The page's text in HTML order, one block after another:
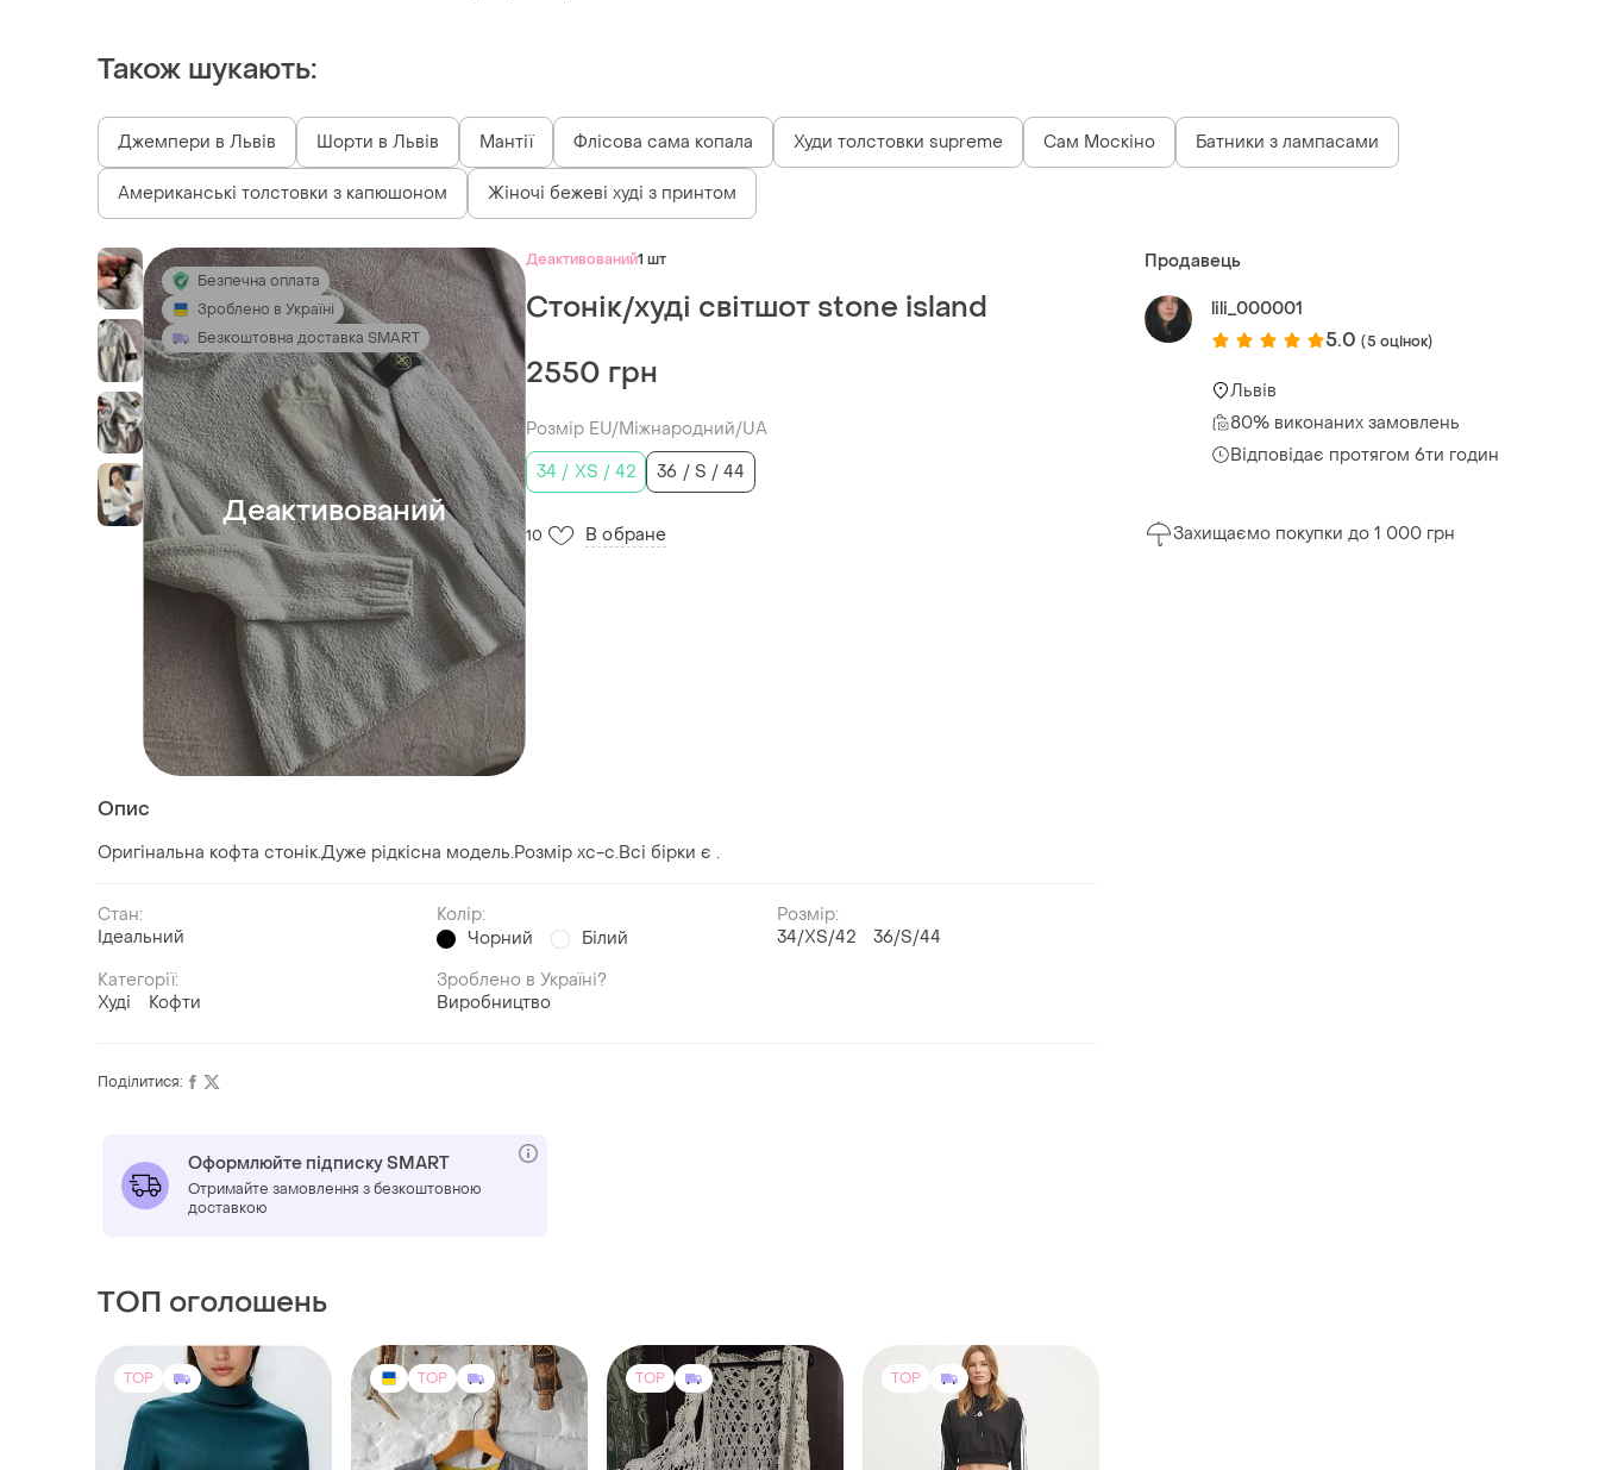
Також шукають:
Джемпери в Львів Шорти в Львів Мантії Флісова сама копала Худи толстовки supreme Сам Москіно Батники з лампасами
Американські толстовки з капюшоном Жіночі бежеві худі з принтом
Безпечна оплата
Зроблено в Україні
Безкоштовна доставка SMART
Деактивований
Деактивований1 шт
Стонік/худі світшот stone island
2550 грн
Розмір EU/Міжнародний/UA
34 / XS / 42
36 / S / 44
10 В обране
Опис
Оригінальна кофта стонік.Дуже рідкісна модель.Розмір хс-с.Всі бірки є .
Стан:
Ідеальний
Колір:
Чорний
Білий
Розмір:
34/XS/42
36/S/44
Категорії:
Худі
Кофти
Зроблено в Україні?
Виробництво
Продавець
lili_000001
5.0 (5 оцінок)
Львів
80% виконаних замовлень
Відповідає протягом 6ти годин
Захищаємо покупки до 1 000 грн
Поділитися:
Оформлюйте підписку SMART
Отримайте замовлення з безкоштовною
доставкою
ТОП оголошень
TOP TOP TOP TOP